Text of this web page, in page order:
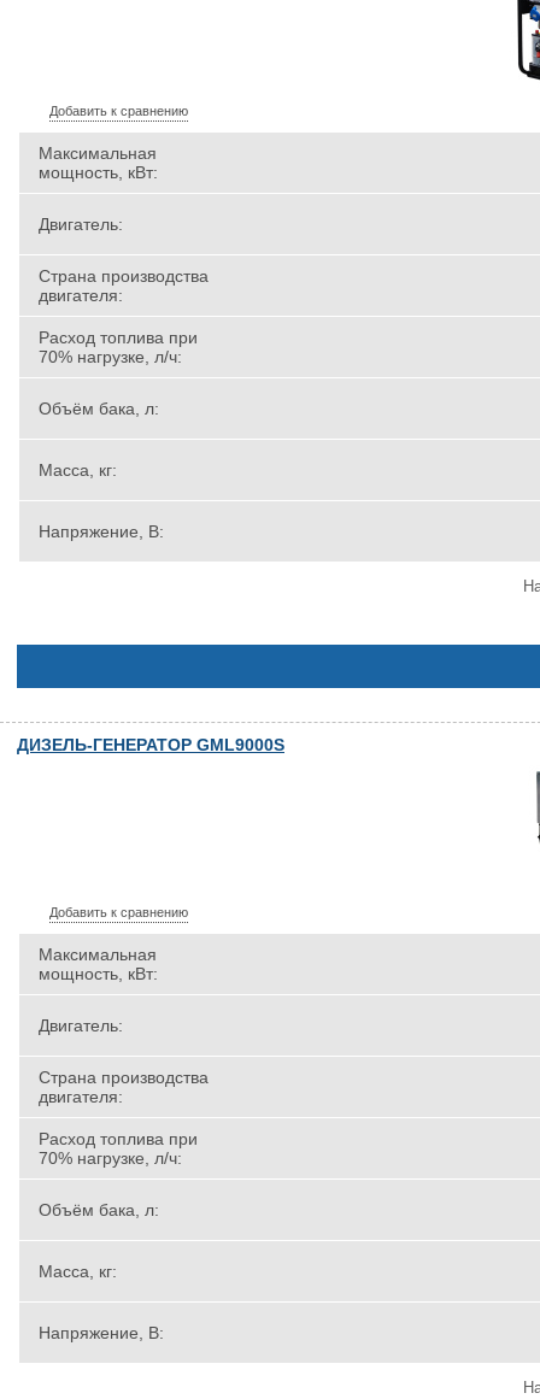
Добавить к сравнению
Максимальная
мощность, кВт:
Двигатель:
Страна производства
двигателя:
Расход топлива при
70% нагрузке, л/ч:
Объём бака, л:
Масса, кг:
Напряжение, В:
ДИЗЕЛЬ-ГЕНЕРАТОР GML9000S
Добавить к сравнению
Максимальная
мощность, кВт:
Двигатель:
Страна производства
двигателя:
Расход топлива при
70% нагрузке, л/ч:
Объём бака, л:
Масса, кг:
Напряжение, В: